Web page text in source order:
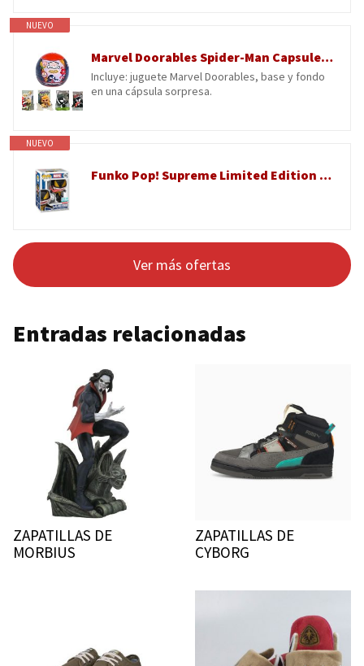
NUEVO
Marvel Doorables Spider-Man Capsule Colección, 1 Figura incluida
Incluye: juguete Marvel Doorables, base y fondo
en una cápsula sorpresa.
NUEVO
Funko Pop! Supreme Limited Edition – Marvel All-New Venom #1584
Ver más ofertas
Entradas relacionadas
ZAPATILLAS DE
MORBIUS
ZAPATILLAS DE
CYBORG